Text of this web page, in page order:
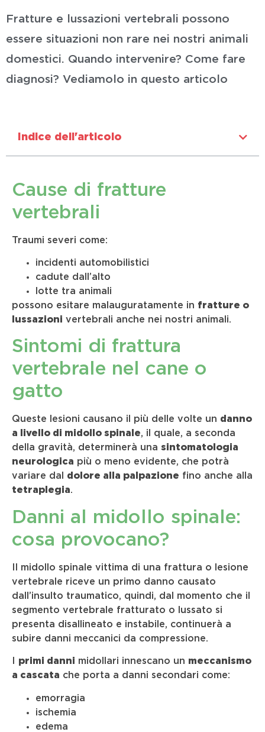
Fratture e lussazioni vertebrali possono
essere situazioni non rare nei nostri animali
domestici. Quando intervenire? Come fare
diagnosi? Vediamolo in questo articolo
Indice dell'articolo
Cause di fratture
vertebrali
Traumi severi come:
incidenti automobilistici
cadute dall’alto
lotte tra animali
possono esitare malauguratamente in fratture o
lussazioni vertebrali anche nei nostri animali.
Sintomi di frattura
vertebrale nel cane o
gatto
Queste lesioni causano il più delle volte un danno
a livello di midollo spinale, il quale, a seconda
della gravità, determinerà una sintomatologia
neurologica più o meno evidente, che potrà
variare dal dolore alla palpazione fino anche alla
tetraplegia.
Danni al midollo spinale:
cosa provocano?
Il midollo spinale vittima di una frattura o lesione
vertebrale riceve un primo danno causato
dall’insulto traumatico, quindi, dal momento che il
segmento vertebrale fratturato o lussato si
presenta disallineato e instabile, continuerà a
subire danni meccanici da compressione.
primi danni midollari innescano un meccanismo
a cascata che porta a danni secondari come:
emorragia
ischemia
edema